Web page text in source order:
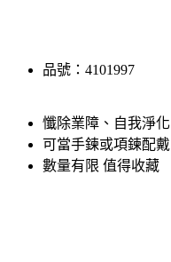
品號：4101997
懺除業障、自我淨化
可當手鍊或項鍊配戴
數量有限 值得收藏